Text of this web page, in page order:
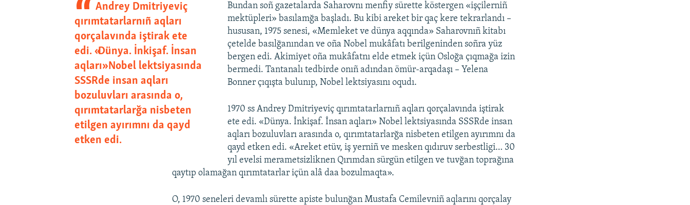
Andrey Dmitriyeviç
qırımtatarlarnıñ aqları
qorçalavında iştirak ete
edi. «Dünya. İnkişaf. İnsan
aqları» Nobel lektsiyasında
SSSRde insan aqları
bozuluvları arasında o,
qırımtatarlarğa nisbeten
etilgen ayırımnı da qayd
etken edi.
Bundan soñ gazetalarda Saharovnı menfiy sürette köstergen «işçilerniñ
mektüpleri» basılamğa başladı. Bu kibi areket bir qaç kere tekrarlandı –
hususan, 1975 senesi, «Memleket ve dünya aqqında» Saharovnıñ kitabı
çetelde basılğanından ve oña Nobel mukâfatı berilgeninden soñra yüz
bergen edi. Akimiyet oña mukâfatnı elde etmek içün Osloğa çıqmağa izin
bermedi. Tantanalı tedbirde onıñ adından ömür-arqadaşı – Yelena
Bonner çıqışta bulunıp, Nobel lektsiyasını oqudı.
1970 ss Andrey Dmitriyeviç qırımtatarlarnıñ aqları qorçalavında iştirak
ete edi. «Dünya. İnkişaf. İnsan aqları» Nobel lektsiyasında SSSRde insan
aqları bozuluvları arasında o, qırımtatarlarğa nisbeten etilgen ayırımnı da
qayd etken edi. «Areket etüv, iş yerniñ ve mesken qıdıruv serbestligi… 30
yıl evelsi merametsizliknen Qırımdan sürgün etilgen ve tuvğan toprağına
qaytıp olamağan qırımtatarlar içün alâ daa bozulmaqta».
O, 1970 seneleri devamlı sürette apiste bulunğan Mustafa Cemilevniñ aqlarını qorçalay